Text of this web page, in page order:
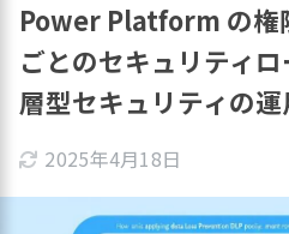
Power Platform の権
ごとのセキュリティ
層型セキュリティの運
2025年4月18日